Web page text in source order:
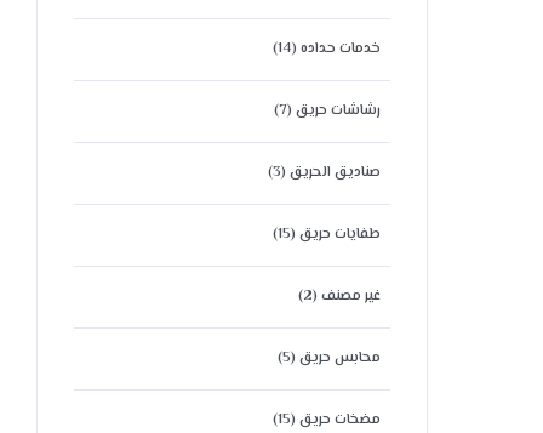
خدمات حداده (14)
رشاشات حريق (7)
صناديق الحريق (3)
طفايات حريق (15)
غير مصنف (2)
محابس حريق (5)
مضخات حريق (15)